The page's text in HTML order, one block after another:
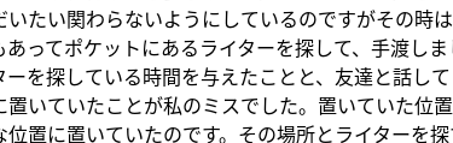
たい関わらないようにしているのですがその時
ってポケットにあるライターを探して、手渡し
を探している時間を与えたことと、友達と話し
いていたことが私のミスでした。置いていた位
置に置いていたのです。その場所とライターを